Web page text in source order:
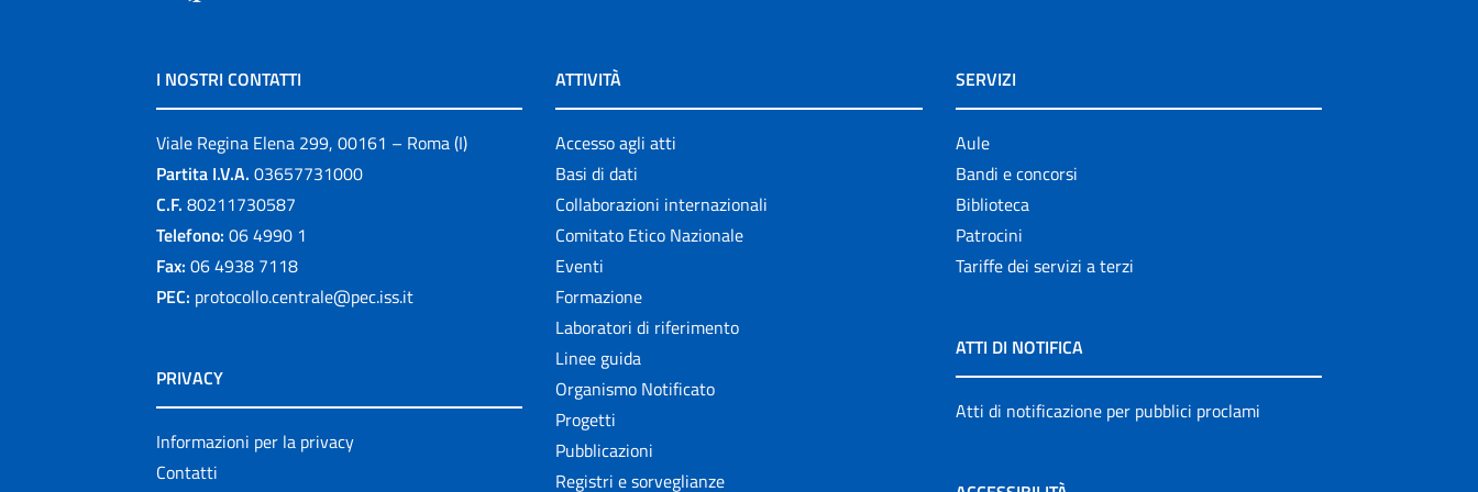
I NOSTRI CONTATTI
Viale Regina Elena 299, 00161 – Roma (I)
Partita I.V.A. 03657731000
C.F. 80211730587
Telefono: 06 4990 1
Fax: 06 4938 7118
PEC: protocollo.centrale@pec.iss.it
PRIVACY
Informazioni per la privacy
Contatti
ATTIVITÀ
Accesso agli atti
Basi di dati
Collaborazioni internazionali
Comitato Etico Nazionale
Eventi
Formazione
Laboratori di riferimento
Linee guida
Organismo Notificato
Progetti
Pubblicazioni
Registri e sorveglianze
SERVIZI
Aule
Bandi e concorsi
Biblioteca
Patrocini
Tariffe dei servizi a terzi
ATTI DI NOTIFICA
Atti di notificazione per pubblici proclami